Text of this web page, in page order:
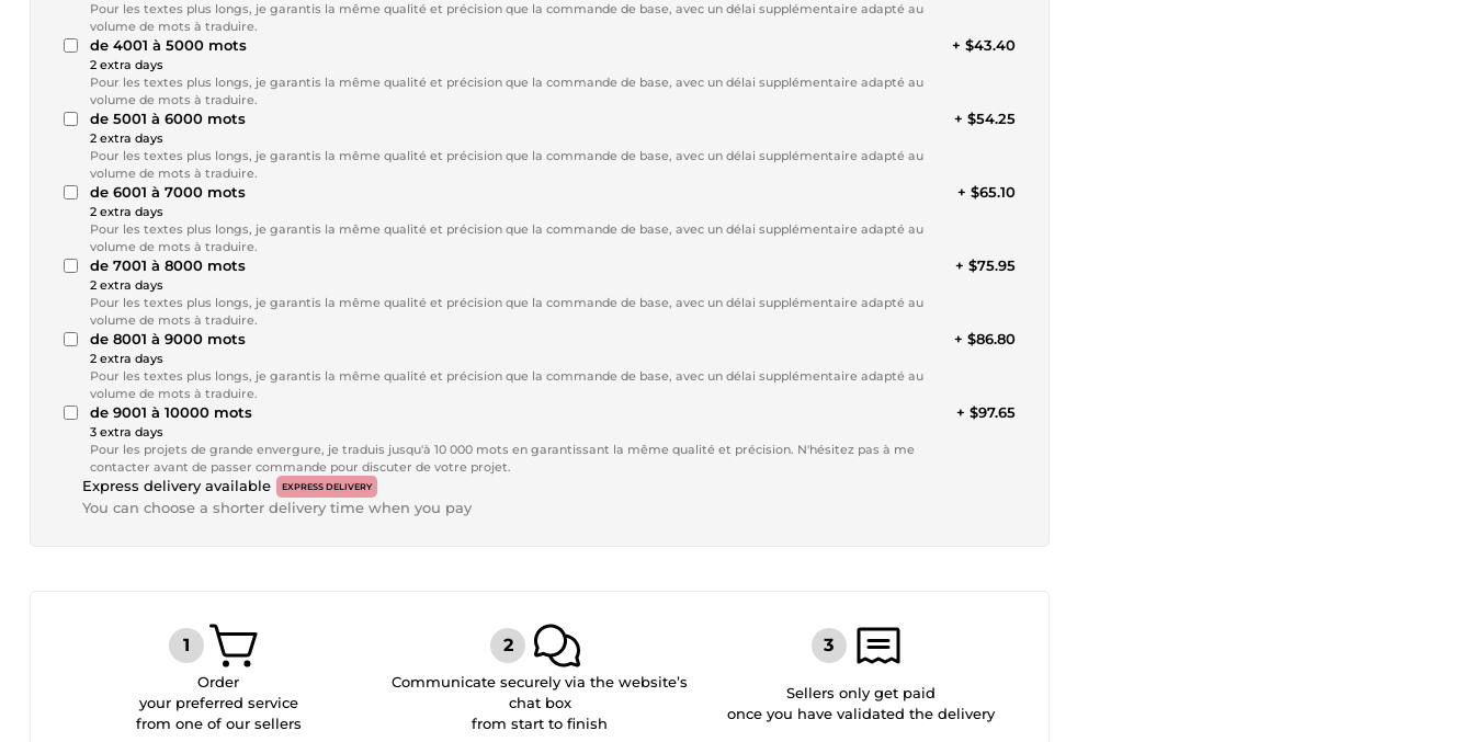
Pour les textes plus longs, je garantis la même qualité et précision que la commande de base, avec un délai supplémentaire adapté au
volume de mots à traduire.
de 4001 à 5000 mots
2 extra days
Pour les textes plus longs, je garantis la même qualité et précision que la commande de base, avec un délai supplémentaire adapté au
volume de mots à traduire.
+ $43.40
de 5001 à 6000 mots
2 extra days
Pour les textes plus longs, je garantis la même qualité et précision que la commande de base, avec un délai supplémentaire adapté au
volume de mots à traduire.
+ $54.25
de 6001 à 7000 mots
2 extra days
Pour les textes plus longs, je garantis la même qualité et précision que la commande de base, avec un délai supplémentaire adapté au
volume de mots à traduire.
+ $65.10
de 7001 à 8000 mots
2 extra days
Pour les textes plus longs, je garantis la même qualité et précision que la commande de base, avec un délai supplémentaire adapté au
volume de mots à traduire.
+ $75.95
de 8001 à 9000 mots
2 extra days
Pour les textes plus longs, je garantis la même qualité et précision que la commande de base, avec un délai supplémentaire adapté au
volume de mots à traduire.
+ $86.80
de 9001 à 10000 mots
3 extra days
Pour les projets de grande envergure, je traduis jusqu'à 10 000 mots en garantissant la même qualité et précision. N'hésitez pas à me
contacter avant de passer commande pour discuter de votre projet.
+ $97.65
Express delivery available EXPRESS DELIVERY
You can choose a shorter delivery time when you pay
Order
your preferred service
from one of our sellers
Communicate securely via the website’s
chat box
from start to finish
Sellers only get paid
once you have validated the delivery